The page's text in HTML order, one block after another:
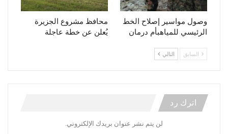
وصول مواسير إصلاح الخط
الرئيسي للمياهبأم درمان
محافظ مشروع الجزيرة
يُعلن عن خطة عاجلة
السابق التالي
اترك رد
لن يتم نشر عنوان بريدك الإلكتروني.